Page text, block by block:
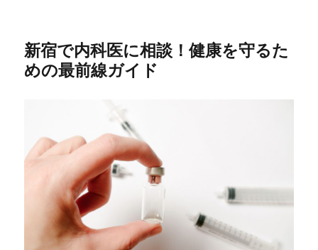
新宿で内科医に相談！健康を守るた
めの最前線ガイド